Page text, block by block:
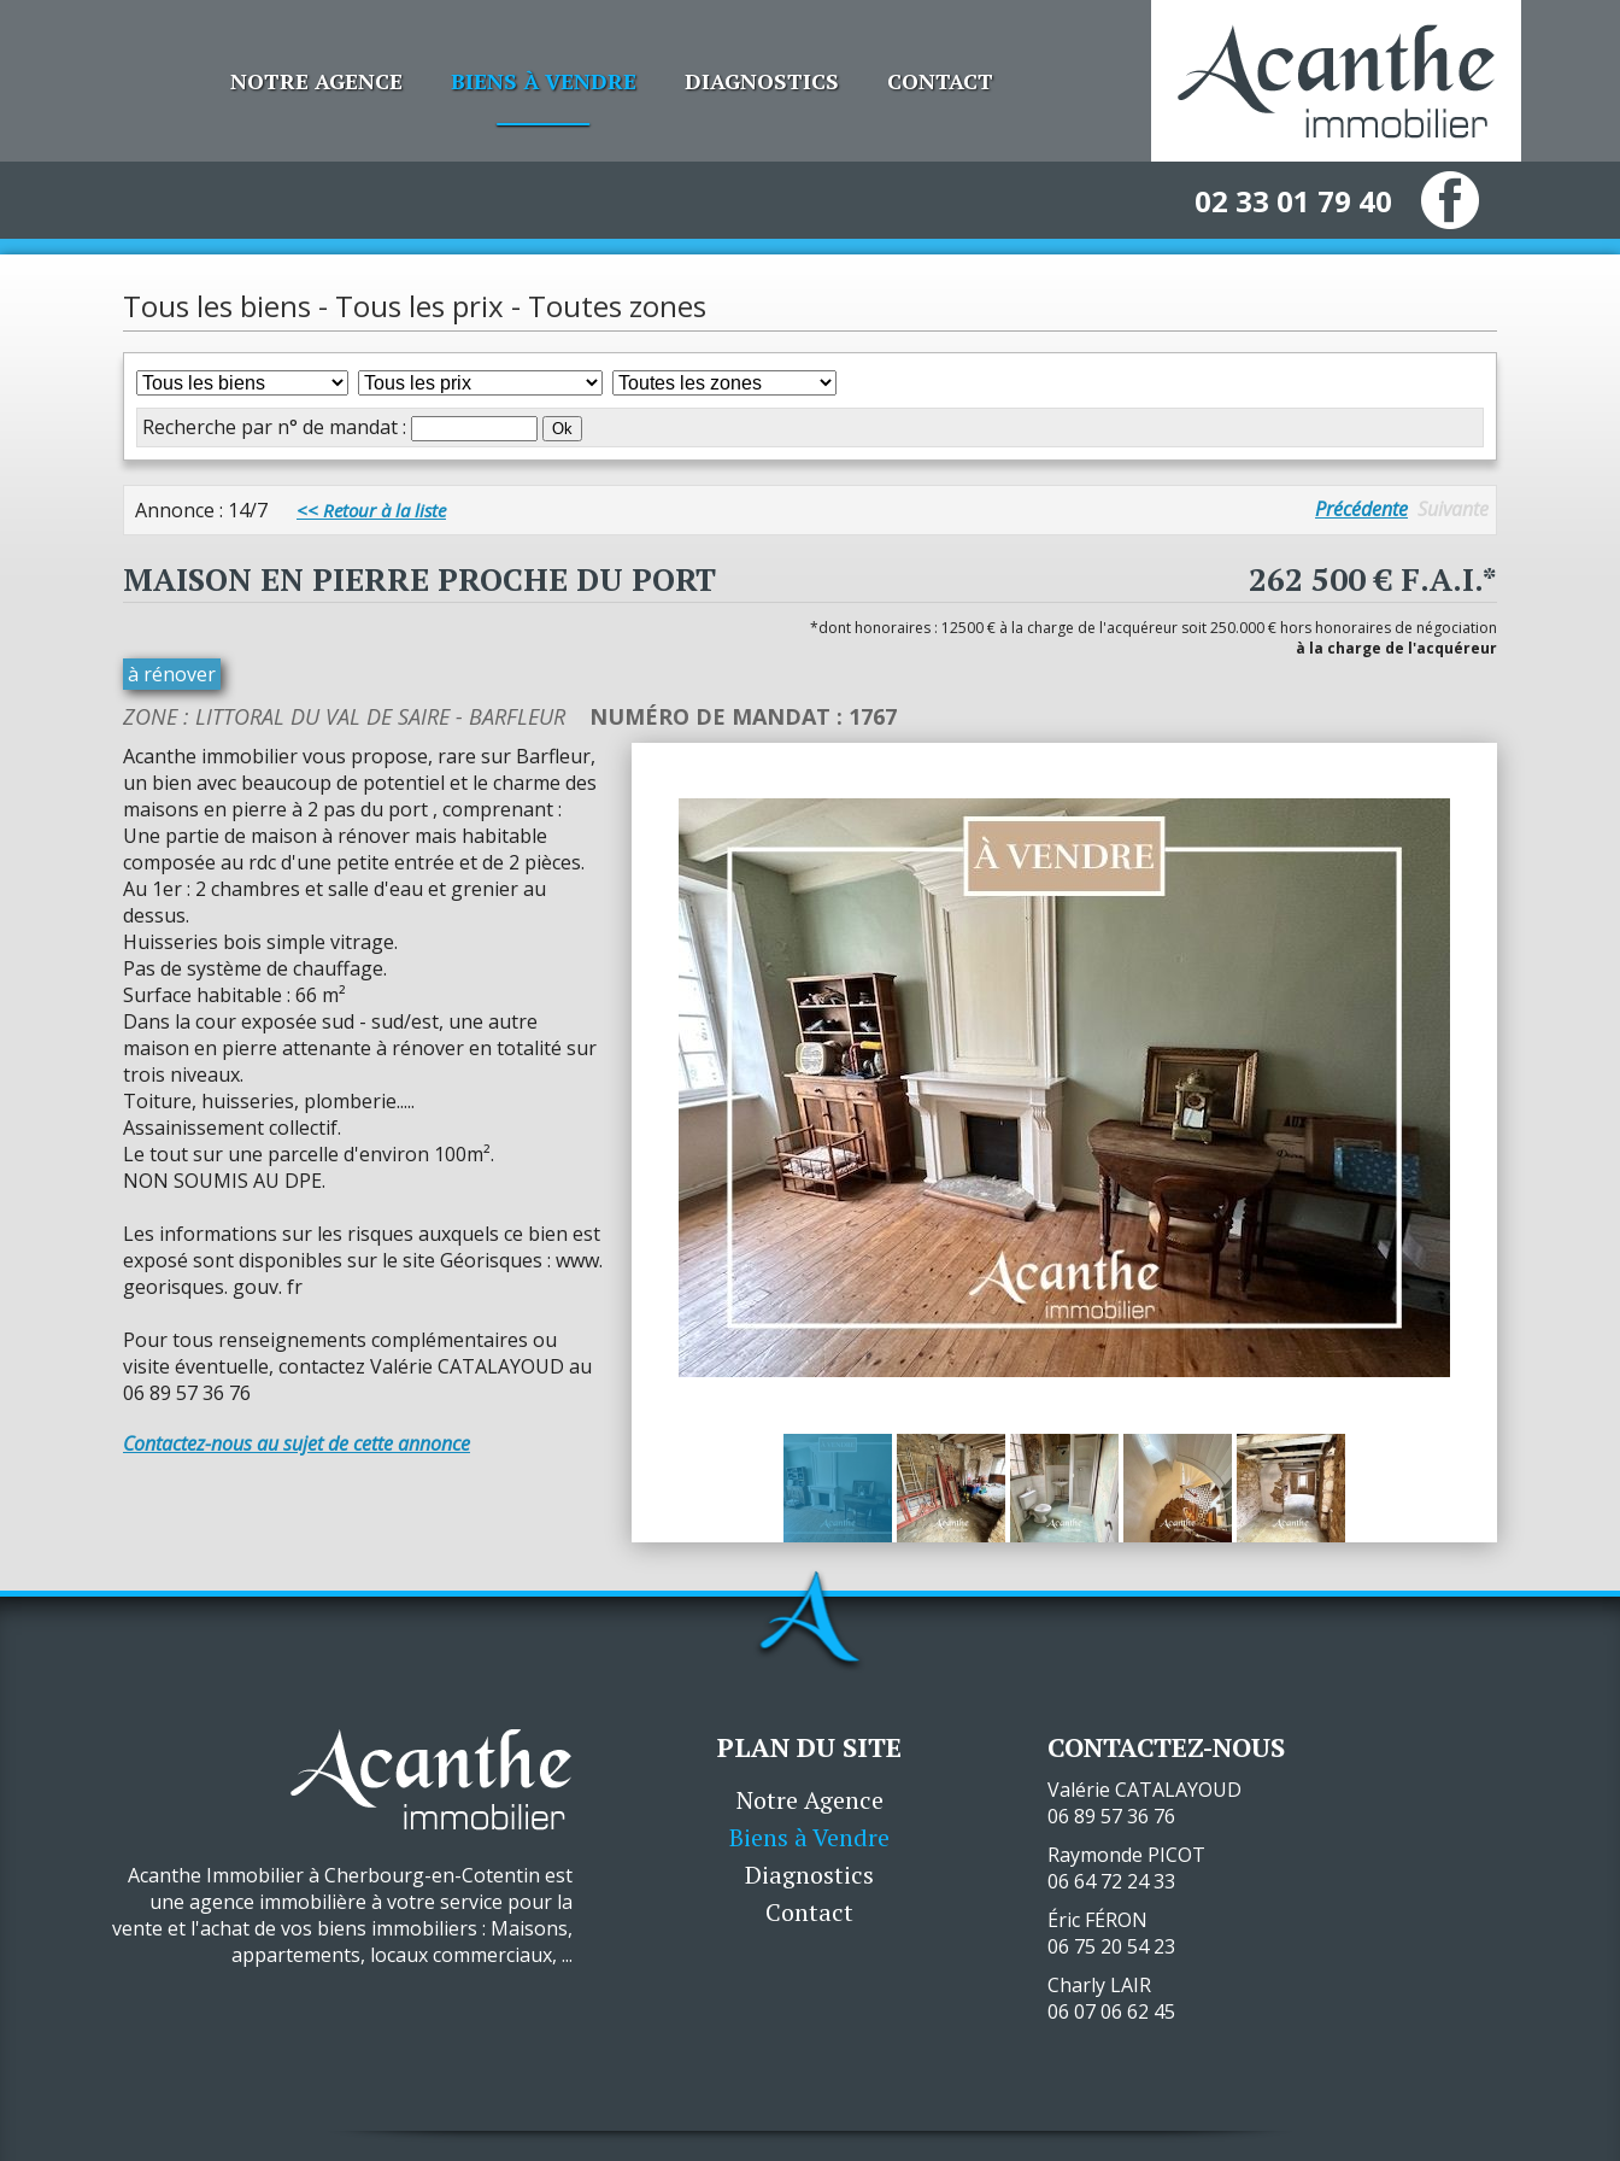
NOTRE AGENCE BIENS À VENDRE DIAGNOSTICS CONTACT
02 33 01 79 40
Tous les biens - Tous les prix - Toutes zones
Recherche par n° de mandat :
Annonce : 14/7 << Retour à la liste Précédente Suivante
MAISON EN PIERRE PROCHE DU PORT 262 500 € F.A.I.*
*dont honoraires : 12500 € à la charge de l'acquéreur soit 250.000 € hors honoraires de négociation
à la charge de l'acquéreur
à rénover
ZONE : LITTORAL DU VAL DE SAIRE - BARFLEUR NUMÉRO DE MANDAT : 1767
Acanthe immobilier vous propose, rare sur Barfleur,
un bien avec beaucoup de potentiel et le charme des
maisons en pierre à 2 pas du port , comprenant :
Une partie de maison à rénover mais habitable
composée au rdc d'une petite entrée et de 2 pièces.
Au 1er : 2 chambres et salle d'eau et grenier au
dessus.
Huisseries bois simple vitrage.
Pas de système de chauffage.
Surface habitable : 66 m²
Dans la cour exposée sud - sud/est, une autre
maison en pierre attenante à rénover en totalité sur
trois niveaux.
Toiture, huisseries, plomberie.....
Assainissement collectif.
Le tout sur une parcelle d'environ 100m².
NON SOUMIS AU DPE.
Les informations sur les risques auxquels ce bien est
exposé sont disponibles sur le site Géorisques : www.
georisques. gouv. fr
Pour tous renseignements complémentaires ou
visite éventuelle, contactez Valérie CATALAYOUD au
06 89 57 36 76
Contactez-nous au sujet de cette annonce
Acanthe Immobilier à Cherbourg-en-Cotentin est
une agence immobilière à votre service pour la
vente et l'achat de vos biens immobiliers : Maisons,
appartements, locaux commerciaux, ...
PLAN DU SITE
Notre Agence
Biens à Vendre
Diagnostics
Contact
CONTACTEZ-NOUS
Valérie CATALAYOUD
06 89 57 36 76
Raymonde PICOT
06 64 72 24 33
Éric FÉRON
06 75 20 54 23
Charly LAIR
06 07 06 62 45